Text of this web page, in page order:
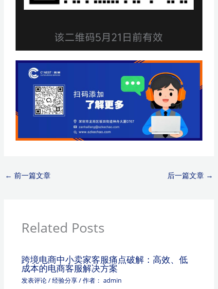
← 前一篇文章 后一篇文章 →
Related Posts
跨境电商中小卖家客服痛点破解：高效、低
成本的电商客服解决方案
发表评论/经验分享/ 作者： admin